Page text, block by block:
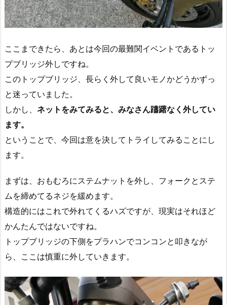
ここまできたら、あとは今回の最難関イベントであるトッ
プブリッジ外しですね。
このトップブリッジ、長らく外して良いモノかどうかずっ
と迷っていました。
しかし、 ネットをみてみると、みなさん躊躇なく外してい
ます。
ということで、今回は意を決してトライしてみることにし
ます。
まずは、おもむろにステムナットを外し、フォークとステ
ムを締めてるネジを緩めます。
構造的にはこれで外れてくるハズですが、現実はそれほど
かんたんではないですね。
トップブリッジの下側をプラハンでコンコンと叩きなが
ら、ここは慎重に外していきます。